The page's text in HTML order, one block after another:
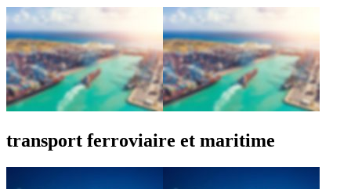
transport ferroviaire et maritime